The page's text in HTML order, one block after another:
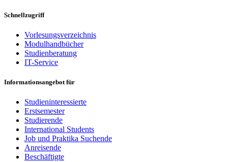
Schnellzugriff
Vorlesungsverzeichnis
Modulhandbücher
Studienberatung
IT-Service
Informationsangebot für
Studieninteressierte
Erstsemester
Studierende
International Students
Job und Praktika Suchende
Anreisende
Beschäftigte